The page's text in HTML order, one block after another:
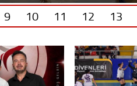
9 10 11 12 13